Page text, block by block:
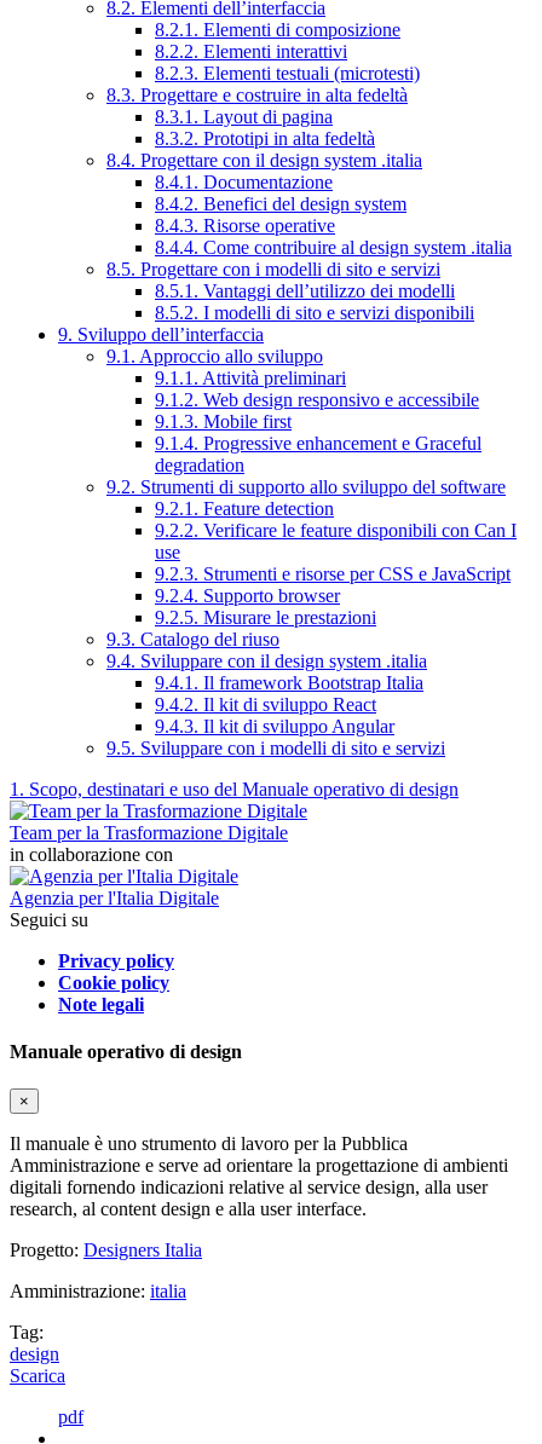
8.2. Elementi dell’interfaccia
8.2.1. Elementi di composizione
8.2.2. Elementi interattivi
8.2.3. Elementi testuali (microtesti)
8.3. Progettare e costruire in alta fedeltà
8.3.1. Layout di pagina
8.3.2. Prototipi in alta fedeltà
8.4. Progettare con il design system .italia
8.4.1. Documentazione
8.4.2. Benefici del design system
8.4.3. Risorse operative
8.4.4. Come contribuire al design system .italia
8.5. Progettare con i modelli di sito e servizi
8.5.1. Vantaggi dell’utilizzo dei modelli
8.5.2. I modelli di sito e servizi disponibili
9. Sviluppo dell’interfaccia
9.1. Approccio allo sviluppo
9.1.1. Attività preliminari
9.1.2. Web design responsivo e accessibile
9.1.3. Mobile first
9.1.4. Progressive enhancement e Graceful
degradation
9.2. Strumenti di supporto allo sviluppo del software
9.2.1. Feature detection
9.2.2. Verificare le feature disponibili con Can I
use
9.2.3. Strumenti e risorse per CSS e JavaScript
9.2.4. Supporto browser
9.2.5. Misurare le prestazioni
9.3. Catalogo del riuso
9.4. Sviluppare con il design system .italia
9.4.1. Il framework Bootstrap Italia
9.4.2. Il kit di sviluppo React
9.4.3. Il kit di sviluppo Angular
9.5. Sviluppare con i modelli di sito e servizi
1. Scopo, destinatari e uso del Manuale operativo di design
Team per la Trasformazione Digitale
in collaborazione con
Agenzia per l'Italia Digitale
Seguici su
Privacy policy
Cookie policy
Note legali
Manuale operativo di design
×
Il manuale è uno strumento di lavoro per la Pubblica
Amministrazione e serve ad orientare la progettazione di ambienti
digitali fornendo indicazioni relative al service design, alla user
research, al content design e alla user interface.
Progetto: Designers Italia
Amministrazione: italia
Tag:
design
Scarica
pdf